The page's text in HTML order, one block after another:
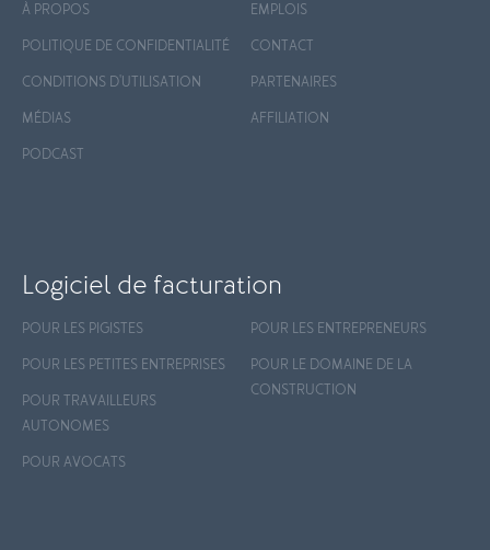
À PROPOS
POLITIQUE DE CONFIDENTIALITÉ
CONDITIONS D'UTILISATION
MÉDIAS
PODCAST
EMPLOIS
CONTACT
PARTENAIRES
AFFILIATION
Logiciel de facturation
POUR LES PIGISTES
POUR LES PETITES ENTREPRISES
POUR TRAVAILLEURS
AUTONOMES
POUR AVOCATS
POUR LES ENTREPRENEURS
POUR LE DOMAINE DE LA
CONSTRUCTION